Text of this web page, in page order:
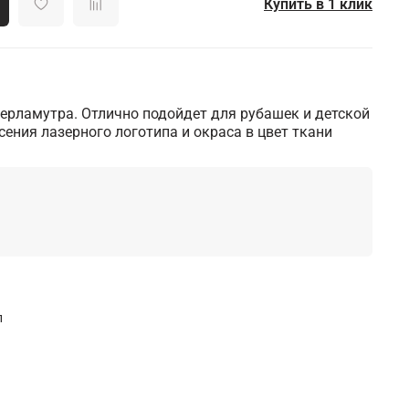
Купить в 1 клик
Отлично подойдет для рубашек и детской
лазерного логотипа и окраса в цвет ткани